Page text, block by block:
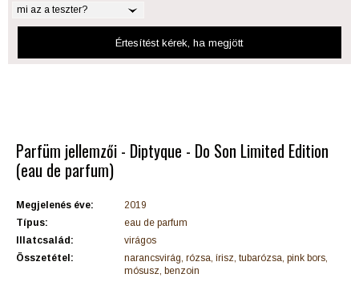
mi az a teszter?
Értesítést kérek, ha megjött
Parfüm jellemzői - Diptyque - Do Son Limited Edition
(eau de parfum)
Megjelenés éve:
2019
Típus:
eau de parfum
Illatcsalád:
virágos
Összetétel:
narancsvirág, rózsa, írisz, tubarózsa, pink bors,
mósusz, benzoin